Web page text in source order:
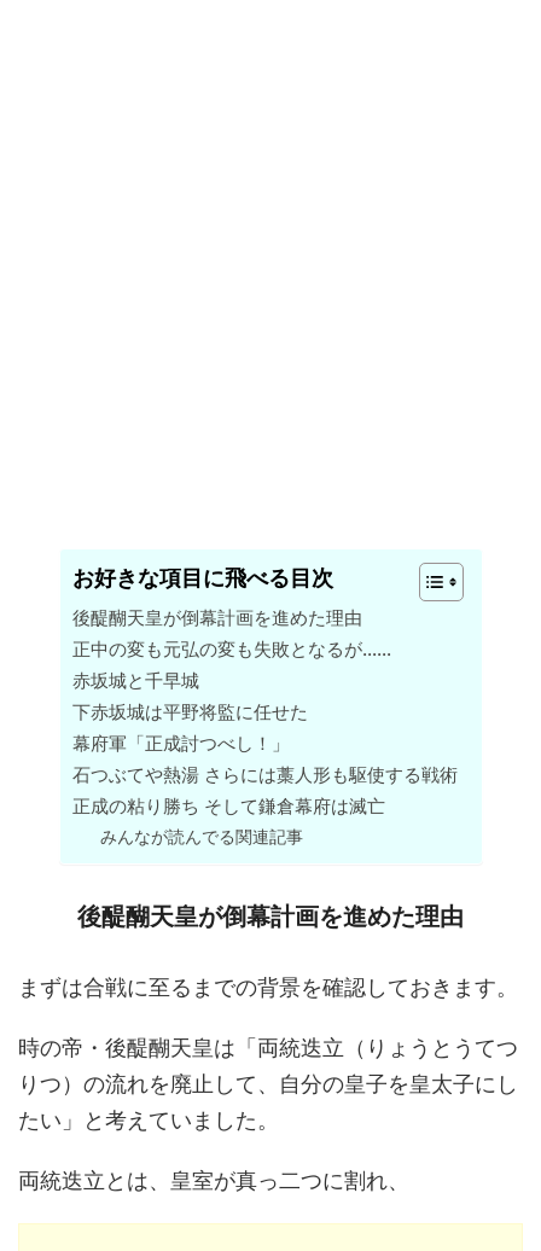
お好きな項目に飛べる目次
後醍醐天皇が倒幕計画を進めた理由
正中の変も元弘の変も失敗となるが……
赤坂城と千早城
下赤坂城は平野将監に任せた
幕府軍「正成討つべし！」
石つぶてや熱湯 さらには藁人形も駆使する戦術
正成の粘り勝ち そして鎌倉幕府は滅亡
みんなが読んでる関連記事
後醍醐天皇が倒幕計画を進めた理由
まずは合戦に至るまでの背景を確認しておきます。
時の帝・後醍醐天皇は「両統迭立（りょうとうてつ
りつ）の流れを廃止して、自分の皇子を皇太子にし
たい」と考えていました。
両統迭立とは、皇室が真っ二つに割れ、